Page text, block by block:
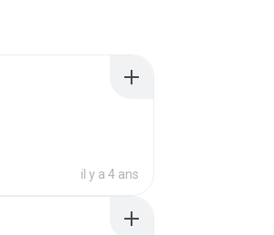
il y a 4 ans